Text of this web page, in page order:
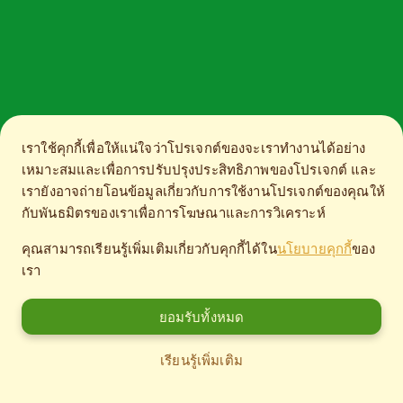
เราใช้คุกกี้เพื่อให้แน่ใจว่าโปรเจกต์ของจะเราทำงานได้อย่าง
เหมาะสมและเพื่อการปรับปรุงประสิทธิภาพของโปรเจกต์ และ
เรายังอาจถ่ายโอนข้อมูลเกี่ยวกับการใช้งานโปรเจกต์ของคุณให้
กับพันธมิตรของเราเพื่อการโฆษณาและการวิเคราะห์
คุณสามารถเรียนรู้เพิ่มเติมเกี่ยวกับคุกกี้ได้ในนโยบายคุกกี้ของ
เรา
ยอมรับทั้งหมด
เรียนรู้เพิ่มเติม